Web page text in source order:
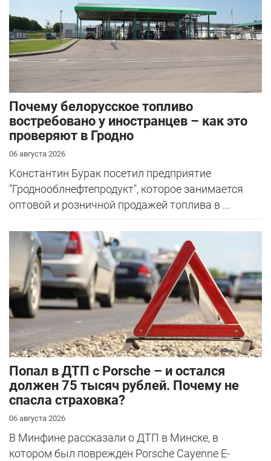
Почему белорусское топливо
востребовано у иностранцев – как это
проверяют в Гродно
06 августа 2026
Константин Бурак посетил предприятие
"Гроднооблнефтепродукт", которое занимается
оптовой и розничной продажей топлива в ...
​Попал в ДТП с Porsche – и остался
должен 75 тысяч рублей. Почему не
спасла страховка?
06 августа 2026
В Минфине рассказали о ДТП в Минске, в
котором был поврежден Porsche Cayenne E-